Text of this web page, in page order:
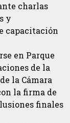
charlas
y
capacitación
en Parque
de la
la Cámara
la firma de
finales